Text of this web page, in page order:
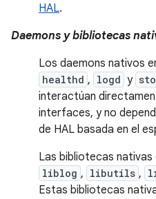
HAL.
Daemons y bibliotecas
Los daemons nativos
healthd , logd y
interactúan
interfaces, y no
de HAL basada en el
Las bibliotecas nativas
liblog , libutils ,
Estas bibliotecas